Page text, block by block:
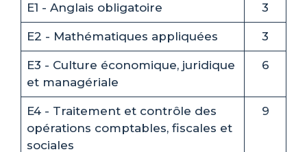
E1 - Anglais obligatoire 3
E2 - Mathématiques appliquées 3
E3 - Culture économique, juridique
et managériale
6
E4 - Traitement et contrôle des
opérations comptables, fiscales et
sociales
9